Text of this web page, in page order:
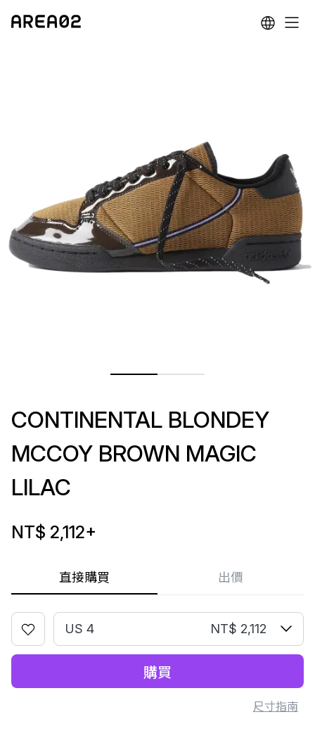
直接購買 出價
CONTINENTAL BLONDEY
MCCOY BROWN MAGIC
LILAC
NT$ 2,112+
US 4 NT$ 2,112
購買
尺寸指南